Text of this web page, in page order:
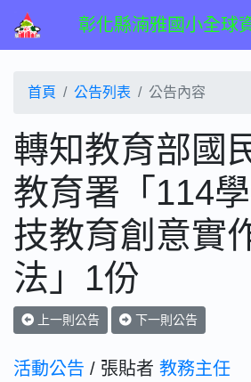
彰化縣湳雅國小全球
首頁 公告列表 公告內容
轉知教育部國
教育署「114
技教育創意實
法」1份
上一則公告 下一則公告
活動公告 / 張貼者 教務主任